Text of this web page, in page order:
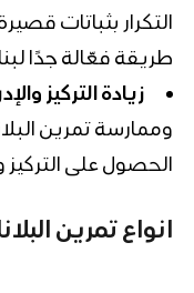
طريقة فعّالة جدًا
زيادة التركيز
وممارسة تمرين
الحصول على التركيز
انواع تمرين